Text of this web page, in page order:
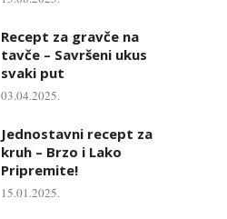
Recept za gravče na
tavče – Savršeni ukus
svaki put
03.04.2025.
Jednostavni recept za
kruh – Brzo i Lako
Pripremite!
15.01.2025.